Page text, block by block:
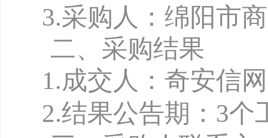
3.采购人：绵阳市
二、采购结果
1.成交人 ： 奇安信
2.结果公告期： 3个